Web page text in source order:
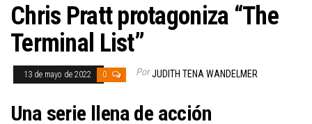
Chris Pratt protagoniza “The
Terminal List”
13 de mayo de 2022 0 Por JUDITH TENA WANDELMER
Una serie llena de acción